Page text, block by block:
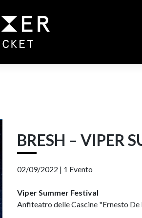
BRESH – VIPER
02/09/2022 | 1 Evento
Viper Summer Festival
Anfiteatro delle Cascine "Ernesto De